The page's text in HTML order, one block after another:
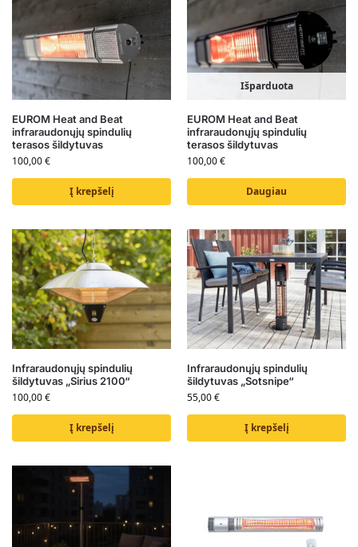
EUROM Heat and Beat
infraraudonųjų spindulių
terasos šildytuvas
100,00€
Į krepšelį
Išparduota
EUROM Heat and Beat
infraraudonųjų spindulių
terasos šildytuvas
100,00€
Daugiau
Infraraudonųjų spindulių
šildytuvas „Sirius 2100“
100,00€
Į krepšelį
Infraraudonųjų spindulių
šildytuvas „Sotsnipe“
55,00€
Į krepšelį